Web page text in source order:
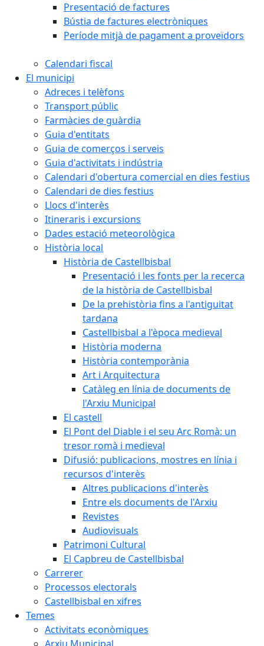
Presentació de factures
Bústia de factures electròniques
Període mitjà de pagament a proveïdors
Calendari fiscal
El municipi
Adreces i telèfons
Transport públic
Farmàcies de guàrdia
Guia d'entitats
Guia de comerços i serveis
Guia d'activitats i indústria
Calendari d'obertura comercial en dies festius
Calendari de dies festius
Llocs d'interès
Itineraris i excursions
Dades estació meteorològica
Història local
Història de Castellbisbal
Presentació i les fonts per la recerca
de la història de Castellbisbal
De la prehistòria fins a l'antiguitat
tardana
Castellbisbal a l'època medieval
Història moderna
Història contemporània
Art i Arquitectura
Catàleg en línia de documents de
l'Arxiu Municipal
El castell
El Pont del Diable i el seu Arc Romà: un
tresor romà i medieval
Difusió: publicacions, mostres en línia i
recursos d'interès
Altres publicacions d'interès
Entre els documents de l'Arxiu
Revistes
Audiovisuals
Patrimoni Cultural
El Capbreu de Castellbisbal
Carrerer
Processos electorals
Castellbisbal en xifres
Temes
Activitats econòmiques